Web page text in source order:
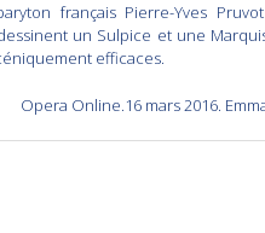
français Pierre-Yves
un Sulpice et une
efficaces.
Opera Online.16 mars 2016.